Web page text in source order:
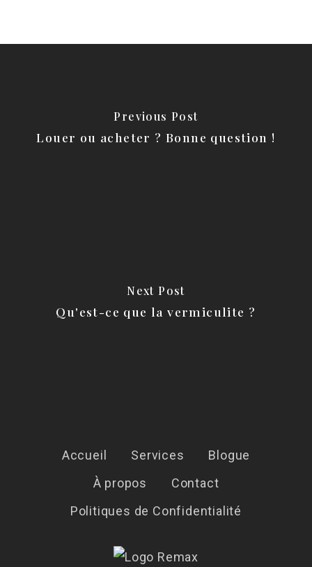
Previous Post
Louer ou acheter ? Bonne question !
Next Post
Qu'est-ce que la vermiculite ?
Accueil Services
Blogue
À propos
Contact
Politiques de Confidentialité